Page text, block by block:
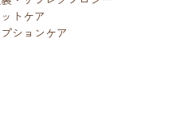
トケア
ションケア